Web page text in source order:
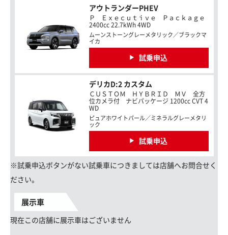
アウトランダーPHEV
Ｐ Ｅｘｅｃｕｔｉｖｅ Ｐａｃｋａｇｅ
2400cc 22.7kWh 4WD
ムーンストーングレーメタリック／ブラックマ
イカ
試乗申込
デリカD:2 カスタム
ＣＵＳＴＯＭ ＨＹＢＲＩＤ ＭＶ 全方
位カメラ付 ナビパッケージ 1200cc CVT 4
WD
ピュアホワイトパール／ミネラルグレーメタリ
ック
試乗申込
※試乗申込ボタンがない試乗車につきましては店舗へお問合せく
ださい。
展示車
現在この店舗に展示車はございません